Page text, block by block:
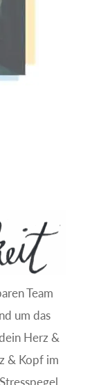
Team
um das
Herz &
& Kopf im